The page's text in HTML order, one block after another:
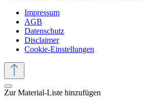
Impressum
AGB
Datenschutz
Disclaimer
Cookie-Einstellungen
Zur Material-Liste hinzufügen